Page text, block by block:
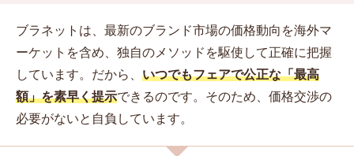
ブラネットは、最新のブランド市場の価格動向を海外マ
ーケットを含め、独自のメソッドを駆使して正確に把握
しています。 だから、 いつでもフェアで公正な「最高
額」を素早く提示できるのです。そのため、価格交渉の
必要がないと自負しています。